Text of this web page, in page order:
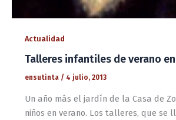
Actualidad
Talleres infantiles de verano
ensutinta / 4 julio, 2013
Un año más el jardín de la Casa de
niños en verano. Los talleres, que se